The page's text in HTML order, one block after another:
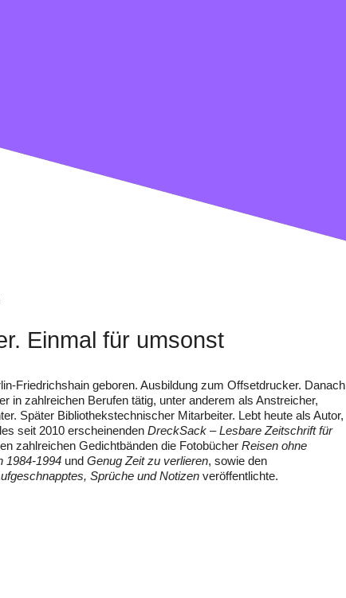
Einmal für umsonst
Friedrichshain geboren. Ausbildung zum Offsetdrucker. Danach
in zahlreichen Berufen tätig, unter anderem als Anstreicher,
Später Bibliothekstechnischer Mitarbeiter. Lebt heute als Autor,
seit 2010 erscheinenden DreckSack – Lesbare Zeitschrift für
zahlreichen Gedichtbänden die Fotobücher Reisen ohne
1984-1994 und Genug Zeit zu verlieren, sowie den
Sprüche und Notizen veröffentlichte.